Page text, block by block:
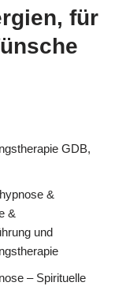
für
GDB,
&
&
und
– Spirituelle